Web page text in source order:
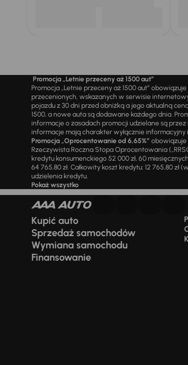
Promocja „Letnie przeceny aż 1500 aut”
Promocja „Letnie przeceny aż 1500 aut”
przecenionych, wskazanych w serwisie
pojazdu z 30 dni przed obniżką a jego aktualną
1500, a nowe auta są dodawane każdego dnia.
informacje o zasadach promocji udzielane są
informacje mają charakter wyłącznie
Promocja „Oprocentowanie od 6,65%” obowiązuje
Rzeczywista Roczna Stopa Oprocentowania
kredytu konsumenckiego 52 000 zł, 60
64 765,80 zł. Całkowity koszt kredytu: 12 765,80
udzielenia kredytu.
Pokaż wszystko
Kupić auto
Sprzedaż samochodów
Wymiana samochodu
Finansowanie